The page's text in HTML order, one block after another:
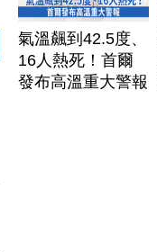
氣溫飆到42.5度、
16人熱死！首爾
發布高溫重大警報